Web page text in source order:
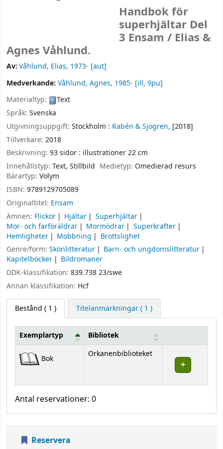
Handbok för
superhjältar Del
3 Ensam / Elias &
Agnes Våhlund.
Av:Våhlund, Elias, 1973- [aut]
Medverkande: Våhlund, Agnes, 1985- [ill, 9pu]
Materialtyp:
Text
Språk: Svenska
Utgivningsuppgift: Stockholm : Rabén & Sjögren, [2018]
Tillverkare: 2018
Beskrivning: 93 sidor : illustrationer 22 cm
Innehållstyp: Text, Stillbild Medietyp: Omedierad resurs
Bärartyp: Volym
ISBN: 9789129705089
Originaltitel: Ensam
Ämnen: Flickor Hjältar
Superhjältar
Mor- och farföräldrar
Mormödrar
Superkrafter
Hemligheter
Mobbning
Brottslighet
Genre/form: Skönlitteratur
Barn- och ungdomslitteratur
Kapitelböcker
Bildromaner
DDK-klassifikation: 839.738 23/swe
Annan klassifikation: Hcf
Bestånd ( 1 ) Titelanmärkningar ( 1 )
Bestånd
Exemplartyp Bibliotek
Bok Orkanenbiblioteket
Antal reservationer: 0
Reservera